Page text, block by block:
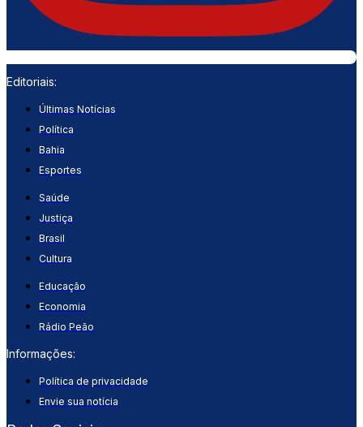
Editoriais:
Últimas Notícias
Política
Bahia
Esportes
Saúde
Justiça
Brasil
Cultura
Educação
Economia
Rádio Peão
Informações:
Política de privacidade
Envie sua notícia